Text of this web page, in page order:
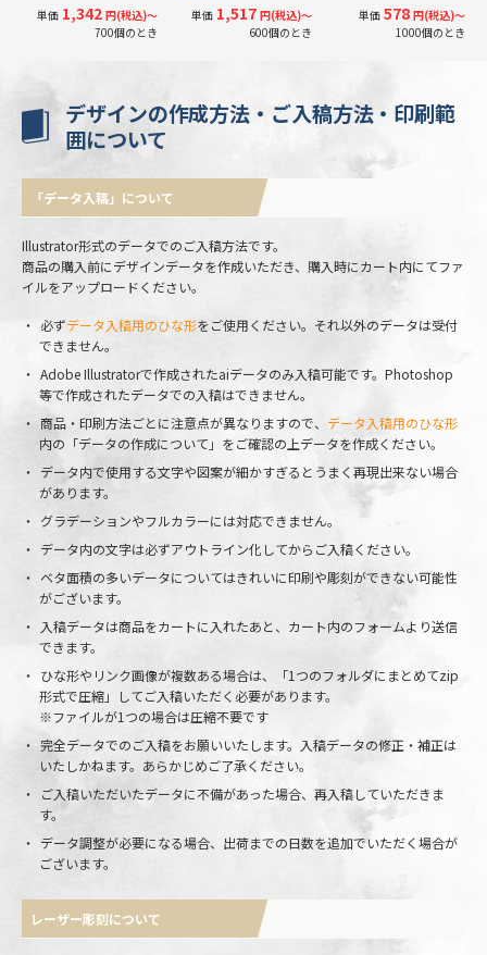
単価 1,342円(税込)〜
700個のとき
単価1,517 円(税込)〜
600個のとき
単価578 円(税込)〜
1000個のとき
デザインの作成方法・ご入稿方法・印刷範
囲について
「データ入稿」について
Illustrator形式のデータでのご入稿方法です。
商品の購入前にデザインデータを作成いただき、購入時にカート内にてファ
イルをアップロードください。
必ずデータ入稿用のひな形をご使用ください。それ以外のデータは受付
できません。
Adobe Illustratorで作成されたaiデータのみ入稿可能です。Photoshop
等で作成されたデータでの入稿はできません。
商品・印刷方法ごとに注意点が異なりますので、 データ入稿用のひな形
内の「データの作成について」をご確認の上データを作成ください。
データ内で使用する文字や図案が細かすぎるとうまく再現出来ない場合
があります。
グラデーションやフルカラーには対応できません。
データ内の文字は必ずアウトライン化してからご入稿ください。
ベタ面積の多いデータについてはきれいに印刷や彫刻ができない可能性
がございます。
入稿データは商品をカートに入れたあと、カート内のフォームより送信
できます。
ひな形やリンク画像が複数ある場合は、「1つのフォルダにまとめてzip
形式で圧縮」してご入稿いただく必要があります。
※ファイルが1つの場合は圧縮不要です
完全データでのご入稿をお願いいたします。入稿データの修正・補正は
いたしかねます。あらかじめご了承ください。
ご入稿いただいたデータに不備があった場合、再入稿していただきま
す。
データ調整が必要になる場合、出荷までの日数を追加でいただく場合が
ございます。
レーザー彫刻について